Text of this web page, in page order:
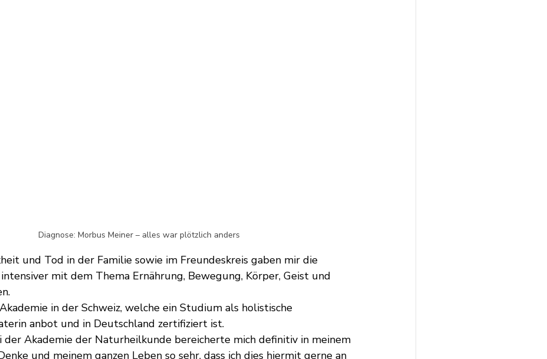
Diagnose: Morbus Meiner – alles war plötzlich anders
und Tod in der Familie sowie im Freundeskreis gaben mir die
mit dem Thema Ernährung, Bewegung, Körper, Geist und
in der Schweiz, welche ein Studium als holistische
anbot und in Deutschland zertifiziert ist.
der Akademie der Naturheilkunde bereicherte mich definitiv in meinem
und meinem ganzen Leben so sehr, dass ich dies hiermit gerne an